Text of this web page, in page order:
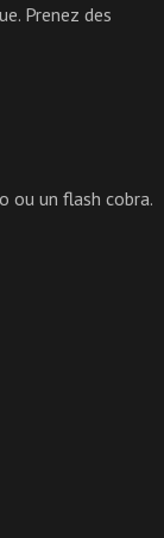
Prenez des
ou un flash cobra.